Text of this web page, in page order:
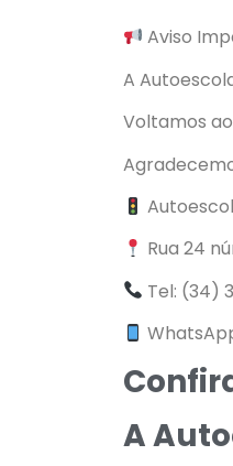
Aviso
A
Voltamos
Rua 24
Tel: (34)
A